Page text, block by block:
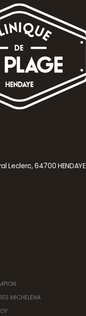
Leclerc, 64700 HENDAYE
MICHELENA